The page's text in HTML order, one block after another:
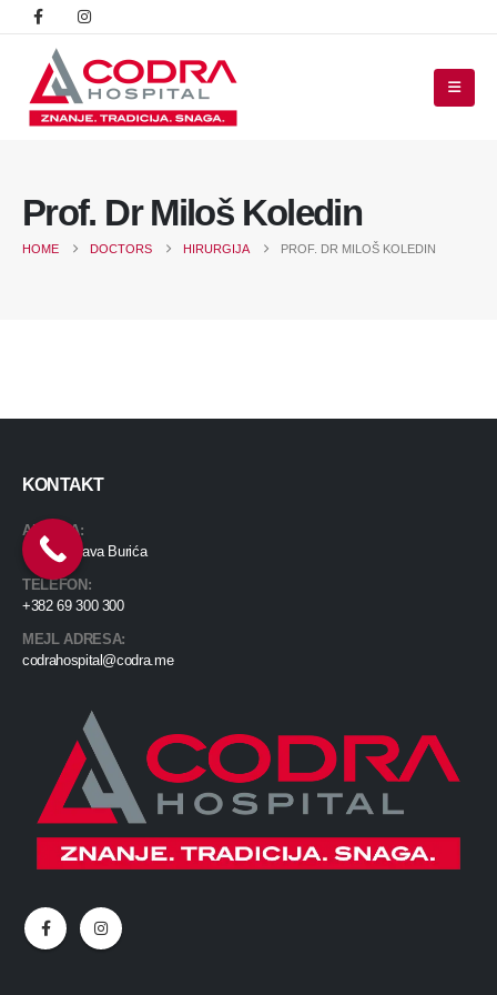
Prof. Dr Miloš Koledin
HOME DOCTORS HIRURGIJA PROF. DR MILOŠ KOLEDIN
KONTAKT
ADRESA:
Ul. Radosava Burića
TELEFON:
+382 69 300 300
MEJL ADRESA:
codrahospital@codra.me